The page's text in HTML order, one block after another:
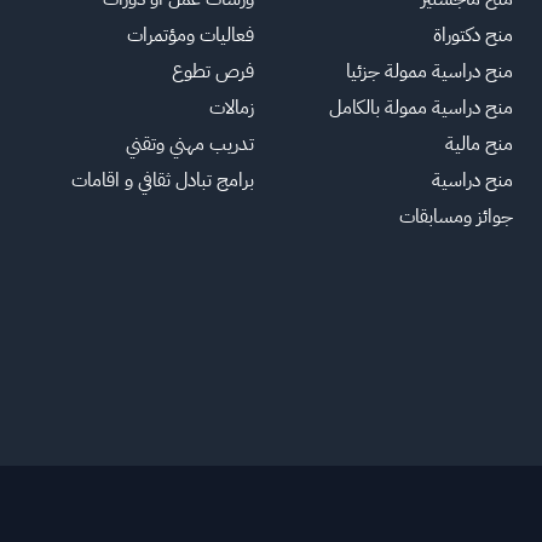
منح دكتوراة
منح دراسية ممولة جزئيا
منح دراسية ممولة بالكامل
منح مالية
منح دراسية
جوائز ومسابقات
فعاليات ومؤتمرات
فرص تطوع
زمالات
تدريب مهني وتقني
برامج تبادل ثقافي و اقامات